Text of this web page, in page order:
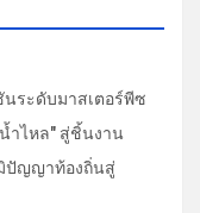
นระดับมาสเตอร์พีซ
ำไหล" สู่ชิ้นงาน
ปัญญาท้องถิ่นสู่